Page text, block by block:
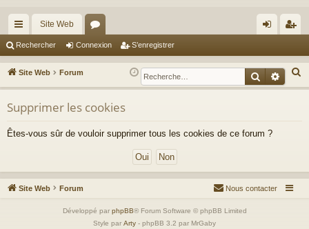
cc
ès
ra
pi
Site Web
or
u
m
s
ne
xi
nr
eg
Rechercher Connexion S’enregistrer
Site Web Forum
e
h
Supprimer les cookies
Êtes-vous sûr de vouloir supprimer tous les cookies de ce forum ?
Site Web Forum Nous contacter
Développé par phpBB® Forum Software © phpBB Limited
Style par Arty - phpBB 3.2 par MrGaby